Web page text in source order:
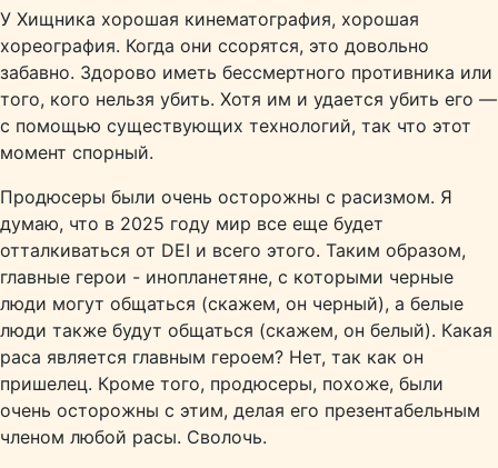
У Хищника хорошая кинематография, хорошая
хореография. Когда они ссорятся, это довольно
забавно. Здорово иметь бессмертного противника или
того, кого нельзя убить. Хотя им и удается убить его —
с помощью существующих технологий, так что этот
момент спорный.
Продюсеры были очень осторожны с расизмом. Я
думаю, что в 2025 году мир все еще будет
отталкиваться от DEI и всего этого. Таким образом,
главные герои - инопланетяне, с которыми черные
люди могут общаться (скажем, он черный), а белые
люди также будут общаться (скажем, он белый). Какая
раса является главным героем? Нет, так как он
пришелец. Кроме того, продюсеры, похоже, были
очень осторожны с этим, делая его презентабельным
членом любой расы. Сволочь.